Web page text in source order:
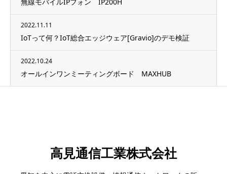
2022.11.11
IoTって何？IoT総合エッジウェア[Gravio]のデモ検証
2022.10.24
オールインワンミーティングボード MAXHUB
高見通信工業株式会社